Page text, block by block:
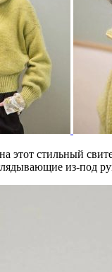
этот стильный
из-под